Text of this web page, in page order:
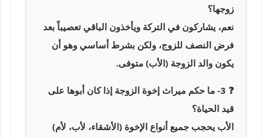
زوجها؟
نعم، يشاركون في التركة ويأخذون الباقي تعصيباً بعد
فرض النصف للزوج، ولكن بشرط أساسي وهو أن
يكون والد الزوجة (الأب) متوفى.
❓ 3- ما حكم ميراث إخوة الزوجة إذا كان أبوها على
قيد الحياة؟
الأب يحجب جميع أنواع الإخوة (الأشقاء، لأب، لأم)